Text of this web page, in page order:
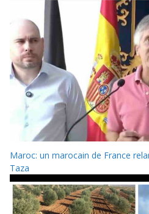
Maroc: un marocain de France
Taza